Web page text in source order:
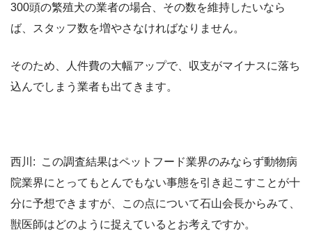
300頭の繁殖犬の業者の場合、その数を維持したいなら
ば、スタッフ数を増やさなければなりません。
そのため、人件費の大幅アップで、収支がマイナスに落ち
込んでしまう業者も出てきます。
西川: この調査結果はペットフード業界のみならず動物病
院業界にとってもとんでもない事態を引き起こすことが十
分に予想できますが、この点について石山会長からみて、
獣医師はどのように捉えているとお考えですか。